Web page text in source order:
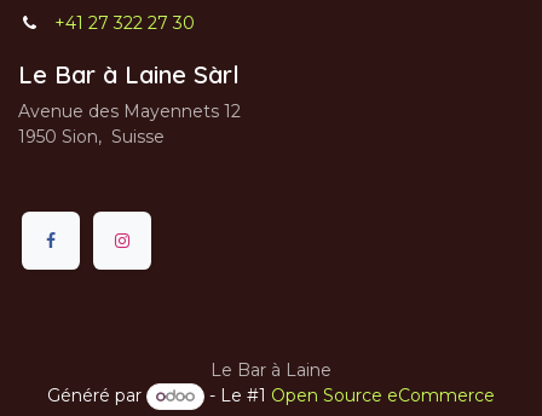
+41 27 322 27 30
Le Bar à Laine Sàrl
Avenue des Mayennets 12
1950 Sion, Suisse
Le Bar à Laine
Généré par
- Le #1 Open Source eCommerce